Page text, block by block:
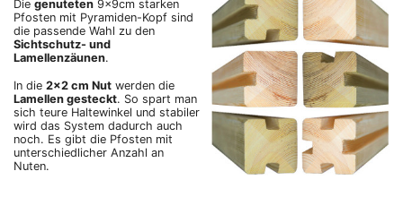
Die genuteten 9x9cm starken
Pfosten mit Pyramiden-Kopf sind
die passende Wahl zu den
Sichtschutz- und
Lamellenzäunen.
In die 2x2 cm Nut werden die
Lamellen gesteckt. So spart man
sich teure Haltewinkel und stabiler
wird das System dadurch auch
noch. Es gibt die Pfosten mit
unterschiedlicher Anzahl an
Nuten.